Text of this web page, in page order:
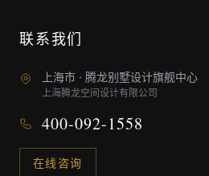
联系我们
上海市 · 腾龙别墅设计旗舰中心
上海腾龙空间设计有限公司
400-092-1558
在线咨询